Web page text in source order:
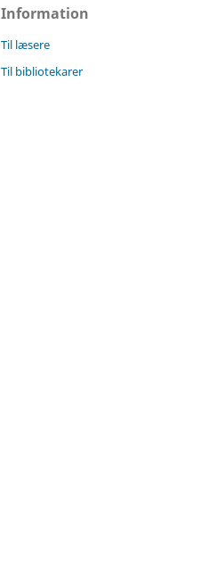
Information
Til læsere
Til bibliotekarer